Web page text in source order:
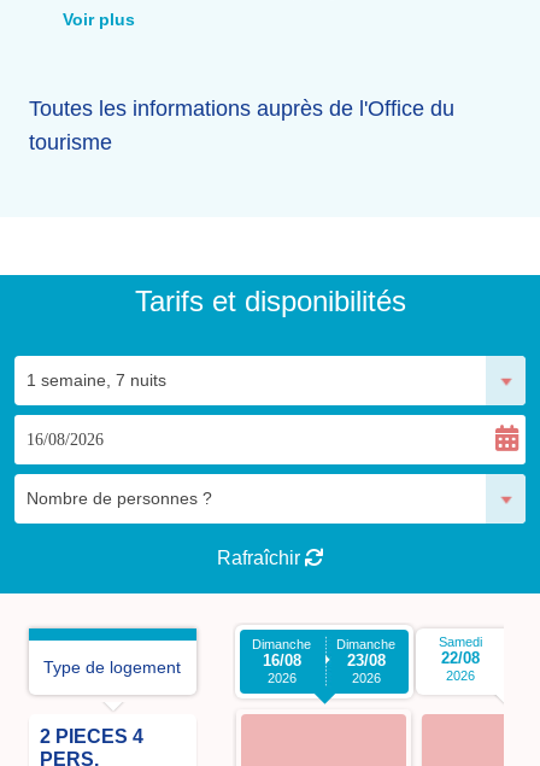
bateaux, avant le grand départ le 1er
novembre 2026.
Voir plus
Toutes les informations auprès de l'Office du
tourisme
Tarifs et disponibilités
Rafraîchir
Type de logement
2 PIECES 4
PERS.
Dimanche
16/08
2026
Dimanche
23/08
2026
Samedi
22/08
2026